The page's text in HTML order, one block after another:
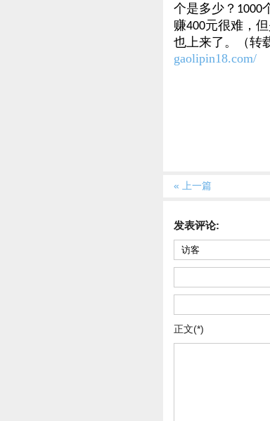
个是多少？ 1000
赚400元很难，
也上来了。（转
gaolipin18.com/
« 上一篇
发表评论:
正文(*)